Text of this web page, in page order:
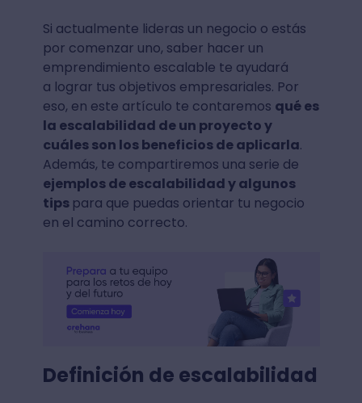
Si actualmente lideras un negocio o estás
por comenzar uno, saber hacer un
emprendimiento escalable te ayudará
a lograr tus objetivos empresariales. Por
eso, en este artículo te contaremos qué es
la escalabilidad de un proyecto y
cuáles son los beneficios de aplicarla.
Además, te compartiremos una serie de
ejemplos de escalabilidad y algunos
tips para que puedas orientar tu negocio
en el camino correcto.
Definición de escalabilidad